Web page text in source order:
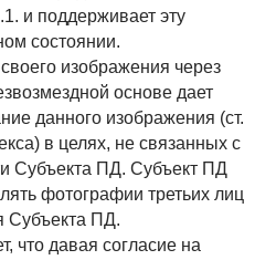
и поддерживает эту
состоянии.
изображения через
основе дает
данного изображения (ст.
в целях, не связанных с
Субъекта ПД. Субъект ПД
фотографии третьих лиц
Субъекта ПД.
что давая согласие на